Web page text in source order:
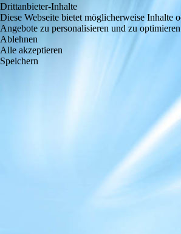
Drittanbieter-Inhalte
Diese Webseite bietet möglicherweise
Angebote zu personalisieren und zu
Ablehnen
Alle akzeptieren
Speichern